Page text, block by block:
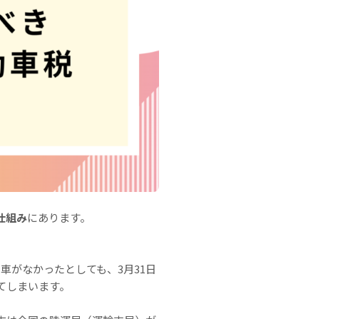
組みにあります。
がなかったとしても、3月31日
まいます。